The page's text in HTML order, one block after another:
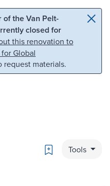
to search
the Van Pelt-
closed for
this renovation to
Global
materials.
Bookmark
Tools